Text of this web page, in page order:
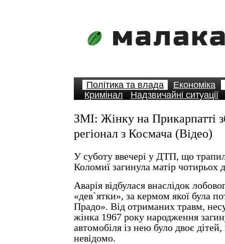
Політика та влада
Економіка
Кримінал
Надзвичайні ситуації
ЗМІ: Жінку на Прикарпатті
регіонал з Космача (Відео)
У суботу ввечері у ДТП, що
Коломиї загинула матір чотирьох
Аварія відбулася внаслідок
«дев`ятки», за кермом якої була
Прадо». Від отриманих травм,
жінка 1967 року народження
автомобіля із нею було двоє
невідомо.